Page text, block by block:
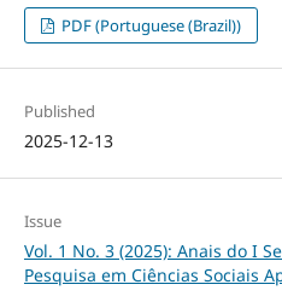
PDF (Portuguese (Brazil))
Published
2025-12-13
Issue
Vol. 1 No. 3 (2025): Anais do I
Pesquisa em Ciências Sociais